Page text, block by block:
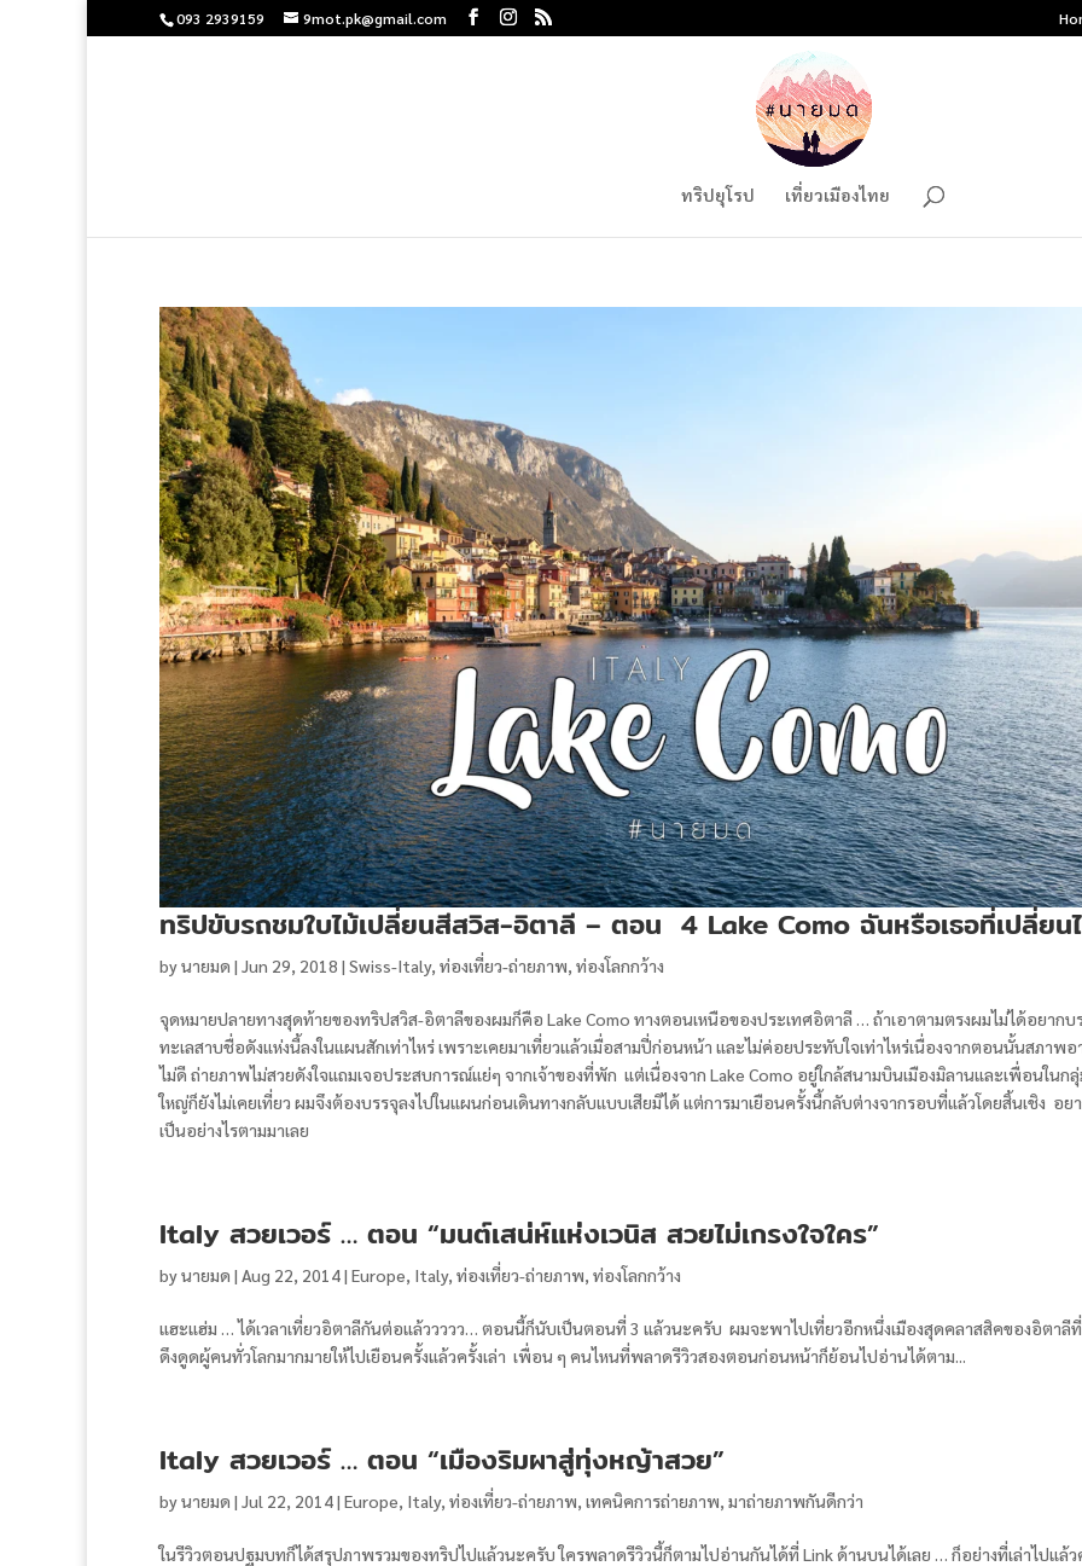
093 2939159 9mot.pk@gmail.com
ทริปยุโรป เที่ยวเมืองไทย
ทริปขับรถชมใบไม้เปลี่ยนสีสวิส-อิตาลี – ตอน 4 Lake Como ฉันหรือเธอที่เปลี่ยน
byนายมด | Jun 29, 2018 | Swiss-Italy, ท่องเที่ยว-ถ่ายภาพ, ท่องโลกกว้าง
จุดหมายปลายทางสุดท้ายของทริปสวิส-อิตาลีของผมก็คือ Lake Como ทางตอนเหนือของประเทศอิตาลี … ถ้าเอาตามตรงผมไม่ได้อยากบ
ทะเลสาบชื่อดังแห่งนี้ลงในแผนสักเท่าไหร่ เพราะเคยมาเที่ยวแล้วเมื่อสามปี่ก่อนหน้า และไม่ค่อยประทับใจเท่าไหร่เนื่องจากตอนนั้นสภาพอ
ไม่ดี ถ่ายภาพไม่สวยดังใจแถมเจอประสบการณ์แย่ๆ จากเจ้าของที่พัก แต่เนื่องจาก Lake Como อยู่ใกล้สนามบินเมืองมิลานและเพื่อนในก
ใหญ่ก็ยังไม่เคยเที่ยว ผมจึงต้องบรรจุลงไปในแผนก่อนเดินทางกลับแบบเสียมิได้ แต่การมาเยือนครั้งนี้กลับต่างจากรอบที่แล้วโดยสิ้นเชิง อย
เป็นอย่างไรตามมาเลย
Italy สวยเวอร์ … ตอน “มนต์เสน่ห์แห่งเวนิส สวยไม่เกรงใจใคร”
byนายมด | Aug 22, 2014| Europe, Italy, ท่องเที่ยว-ถ่ายภาพ, ท่องโลกกว้าง
แฮะแฮ่ม … ได้เวลาเที่ยวอิตาลีกันต่อแล้ววววว… ตอนนี้ก็นับเป็นตอนที่ 3 แล้วนะครับ ผมจะพาไปเที่ยวอีกหนึ่งเมืองสุดคลาสสิคของอิตาลีที่
ดึงดูดผู้คนทั่วโลกมากมายให้ไปเยือนครั้งแล้วครั้งเล่า เพื่อน ๆ คนไหนที่พลาดรีวิวสองตอนก่อนหน้าก็ย้อนไปอ่านได้ตาม...
Italy สวยเวอร์ … ตอน “เมืองริมผาสู่ทุ่งหญ้าสวย”
byนายมด | Jul 22, 2014| Europe, Italy, ท่องเที่ยว-ถ่ายภาพ, เทคนิคการถ่ายภาพ, มาถ่ายภาพกันดีกว่า
ในรีวิวตอนปฐมบทก็ได้สรุปภาพรวมของทริปไปแล้วนะครับ ใครพลาดรีวิวนี้ก็ตามไปอ่านกันได้ที่ Link ด้านบนได้เลย … ก็อย่างที่เล่าไปแล้ว